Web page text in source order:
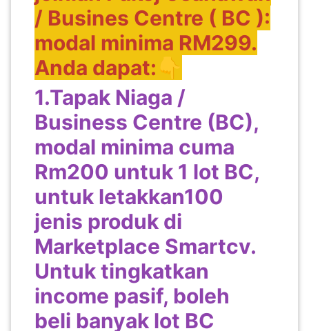
/ Busines Centre ( BC ):
modal minima RM299.
Anda dapat:👇
1.Tapak Niaga /
Business Centre (BC),
modal minima cuma
Rm200 untuk 1 lot BC,
untuk letakkan100
jenis produk di
Marketplace Smartcv.
Untuk tingkatkan
income pasif, boleh
beli banyak lot BC